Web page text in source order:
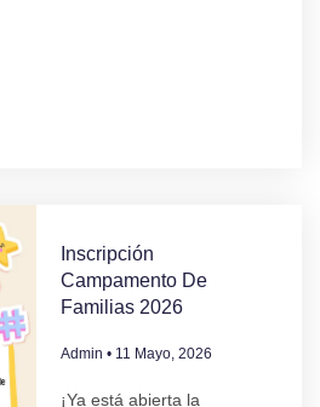
Inscripción
Campamento De
Familias 2026
Admin 11 Mayo, 2026
¡Ya está abierta la